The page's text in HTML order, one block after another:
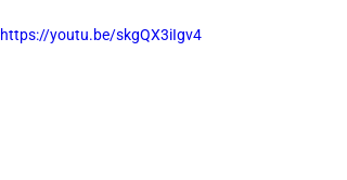
https://youtu.be/skgQX3iIgv4